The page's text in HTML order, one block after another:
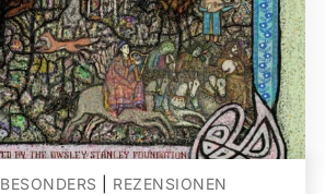
BESONDERS REZENSIONEN